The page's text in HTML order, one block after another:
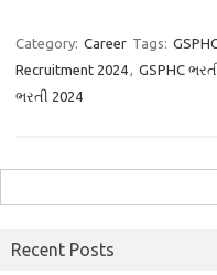
Category: Career Tags:
Recruitment 2024, GSPHC
ભરતી 2024
for:
Recent Posts